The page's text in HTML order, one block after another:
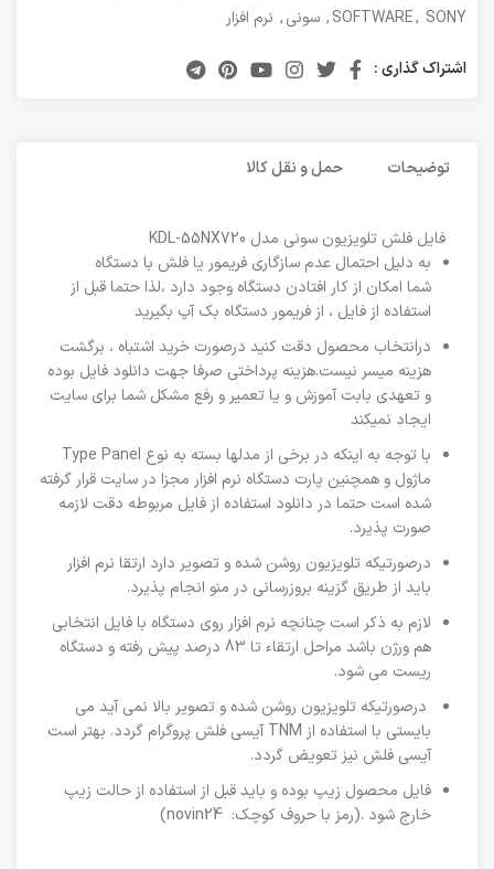
SOFTWARE, SONY
, سونی, نرم افزار
اشتراک گذاری :
توضیحات حمل و نقل کالا
فایل فلش تلویزیون سونی مدل KDL-55NX720
به دلیل احتمال عدم سازگاری فریمور یا فلش با دستگاه
شما امکان از کار افتادن دستگاه وجود دارد ،لذا حتما قبل از
استفاده از فایل ، از فریمور دستگاه بک آپ بگیرید
درانتخاب محصول دقت کنید درصورت خرید اشتباه ، برگشت
هزینه میسر نیست.هزینه پرداختی صرفا جهت دانلود فایل بوده
و تعهدی بابت آموزش و یا تعمیر و رفع مشکل شما برای سایت
ایجاد نمیکند
با توجه به اینکه در برخی از مدلها بسته به نوع Type Panel
ماژول و همچنین پارت دستگاه نرم افزار مجزا در سایت قرار گرفته
شده است حتما در دانلود استفاده از فایل مربوطه دقت لازمه
صورت پذیرد.
درصورتیکه تلویزیون روشن شده و تصویر دارد ارتقا نرم افزار
باید از طریق گزینه بروزرسانی در منو انجام پذیرد.
لازم به ذکر است چنانچه نرم افزار روی دستگاه با فایل انتخابی
هم ورژن باشد مراحل ارتقاء تا 83 درصد پیش رفته و دستگاه
ریست می شود.
درصورتیکه تلویزیون روشن شده و تصویر بالا نمی آید می
بایستی با استفاده از TNM آیسی فلش پروگرام گردد. بهتر است
آیسی فلش نیز تعویض گردد.
فایل محصول زیپ بوده و باید قبل از استفاده از حالت زیپ
خارج شود .(رمز با حروف کوچک: novin24)